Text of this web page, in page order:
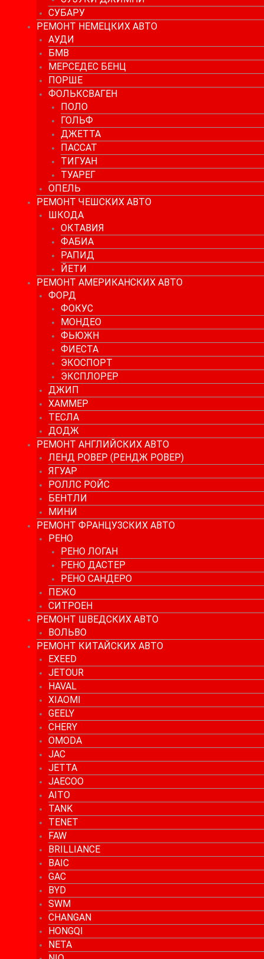
СУБАРУ
РЕМОНТ НЕМЕЦКИХ АВТО
АУДИ
БМВ
МЕРСЕДЕС БЕНЦ
ПОРШЕ
ФОЛЬКСВАГЕН
ПОЛО
ГОЛЬФ
ДЖЕТТА
ПАССАТ
ТИГУАН
ТУАРЕГ
ОПЕЛЬ
РЕМОНТ ЧЕШСКИХ АВТО
ШКОДА
ОКТАВИЯ
ФАБИА
РАПИД
ЙЕТИ
РЕМОНТ АМЕРИКАНСКИХ АВТО
ФОРД
ФОКУС
МОНДЕО
ФЬЮЖН
ФИЕСТА
ЭКОСПОРТ
ЭКСПЛОРЕР
ДЖИП
ХАММЕР
ТЕСЛА
ДОДЖ
РЕМОНТ АНГЛИЙСКИХ АВТО
ЛЕНД РОВЕР (РЕНДЖ РОВЕР)
ЯГУАР
РОЛЛС РОЙС
БЕНТЛИ
МИНИ
РЕМОНТ ФРАНЦУЗСКИХ АВТО
РЕНО
РЕНО ЛОГАН
РЕНО ДАСТЕР
РЕНО САНДЕРО
ПЕЖО
СИТРОЕН
РЕМОНТ ШВЕДСКИХ АВТО
ВОЛЬВО
РЕМОНТ КИТАЙСКИХ АВТО
EXEED
JETOUR
HAVAL
XIAOMI
GEELY
CHERY
OMODA
JAC
JETTA
JAECOO
AITO
TANK
TENET
FAW
BRILLIANCE
BAIC
GAC
BYD
SWM
CHANGAN
HONGQI
NETA